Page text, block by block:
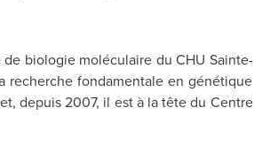
biologie moléculaire du CHU Sainte-
recherche fondamentale en génétique
depuis 2007, il est à la tête du Centre